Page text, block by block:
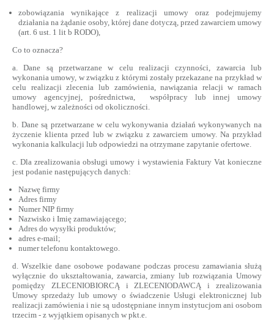
zobowiązania wynikające z realizacji umowy oraz podejmujemy
działania na żądanie osoby, której dane dotyczą, przed zawarciem umowy
(art. 6 ust. 1 lit b RODO),
Co to oznacza?
a. Dane są przetwarzane w celu realizacji czynności, zawarcia lub
wykonania umowy, w związku z którymi zostały przekazane na przykład w
celu realizacji zlecenia lub zamówienia, nawiązania relacji w ramach
umowy agencyjnej, pośrednictwa, współpracy lub innej umowy
handlowej, w zależności od okoliczności.
b. Dane są przetwarzane w celu wykonywania działań wykonywanych na
życzenie klienta przed lub w związku z zawarciem umowy. Na przykład
wykonania kalkulacji lub odpowiedzi na otrzymane zapytanie ofertowe.
c. Dla zrealizowania obsługi umowy i wystawienia Faktury Vat konieczne
jest podanie następujących danych:
Nazwę firmy
Adres firmy
Numer NIP firmy
Nazwisko i Imię zamawiającego;
Adres do wysyłki produktów;
adres e-mail;
numer telefonu kontaktowego.
d. Wszelkie dane osobowe podawane podczas procesu zamawiania służą
wyłącznie do ukształtowania, zawarcia, zmiany lub rozwiązania Umowy
pomiędzy ZLECENIOBIORCĄ i ZLECENIODAWCĄ i zrealizowania
Umowy sprzedaży lub umowy o świadczenie Usługi elektronicznej lub
realizacji zamówienia i nie są udostępniane innym instytucjom ani osobom
trzecim - z wyjątkiem opisanych w pkt.e.